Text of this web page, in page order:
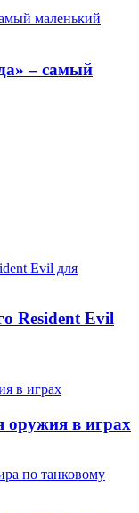
– самый
Resident Evil
оружия в играх